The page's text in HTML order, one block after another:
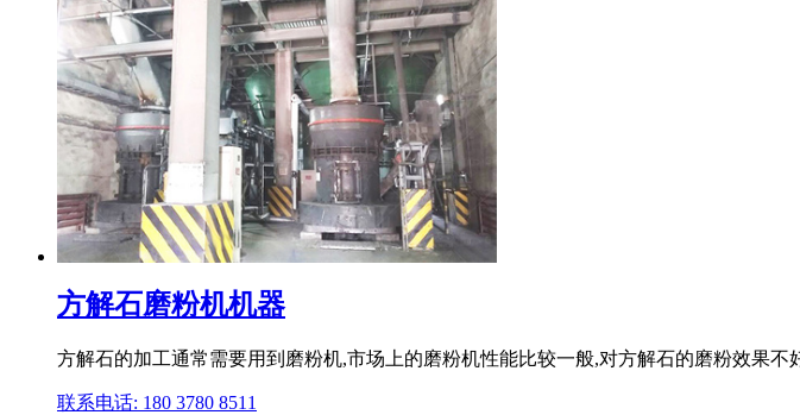
方解石磨粉机机器
方解石的加工通常需要用到磨粉机,市场上的磨粉机性能比较一般,对方解石的磨粉效果
联系电话: 180 3780 8511